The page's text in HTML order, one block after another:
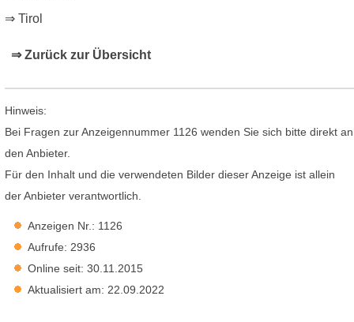
⇒ Tirol
⇒ Zurück zur Übersicht
Hinweis:
Bei Fragen zur Anzeigennummer 1126 wenden Sie sich bitte direkt an
den Anbieter.
Für den Inhalt und die verwendeten Bilder dieser Anzeige ist allein
der Anbieter verantwortlich.
Anzeigen Nr.: 1126
Aufrufe: 2936
Online seit: 30.11.2015
Aktualisiert am: 22.09.2022